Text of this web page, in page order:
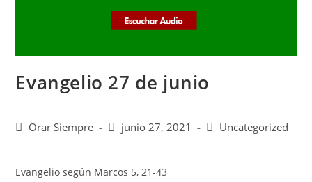
Evangelio 27 de junio
Autor
entrada:
Orar Siempre
Publicación
entrada:
junio 27, 2021
Categoría
Uncategorized
Evangelio según Marcos 5, 21-43